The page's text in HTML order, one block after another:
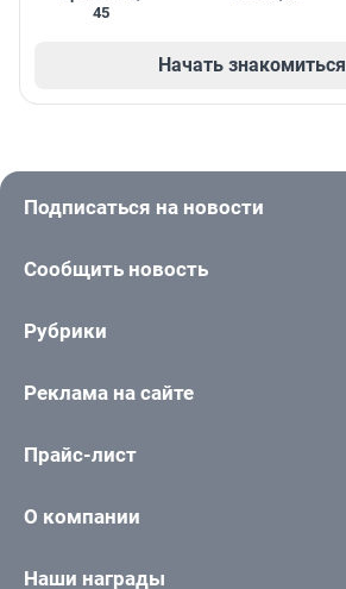
45
Начать знакомиться
Подписаться на новости
Сообщить новость
Рубрики
Реклама на сайте
Прайс-лист
О компании
Наши награды